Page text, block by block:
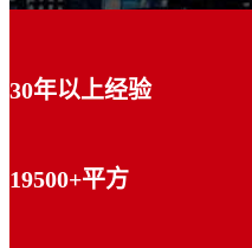
30年以上经验
19500+平方